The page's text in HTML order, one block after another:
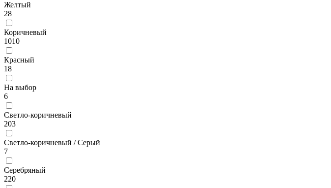
Желтый
28
Коричневый
1010
Красный
18
На выбор
6
Светло-коричневый
203
Светло-коричневый / Серый
7
Серебряный
220